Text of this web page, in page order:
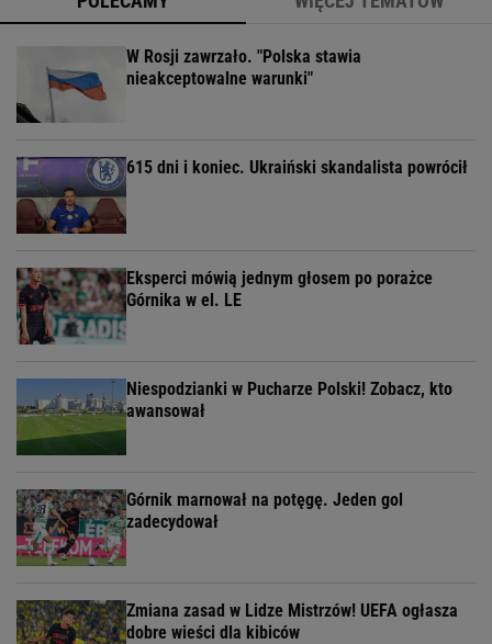
W Rosji zawrzało. "Polska stawia
nieakceptowalne warunki"
615 dni i koniec. Ukraiński skandalista powrócił
Eksperci mówią jednym głosem po porażce
Górnika w el. LE
Niespodzianki w Pucharze Polski! Zobacz, kto
awansował
Górnik marnował na potęgę. Jeden gol
zadecydował
Zmiana zasad w Lidze Mistrzów! UEFA ogłasza
dobre wieści dla kibiców